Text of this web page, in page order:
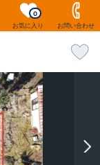
お気に入り
0
お問い合わせ